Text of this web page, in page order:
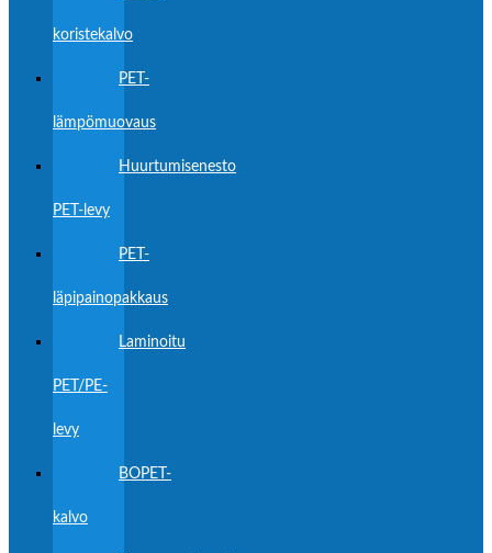
koristekalvo
PET-
lämpömuovaus
Huurtumisenesto
PET-levy
PET-
läpipainopakkaus
Laminoitu
PET/PE-
levy
BOPET-
kalvo